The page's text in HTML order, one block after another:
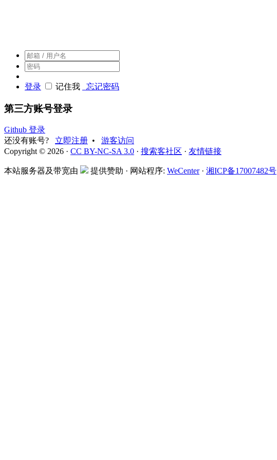
登录 记住我 忘记密码
第三方账号登录
Github 登录
还没有账号?
立即注册 • 游客访问
Copyright © 2026 · CC BY-NC-SA 3.0 · 搜索客社区 · 友情链接
本站服务器及带宽由 提供赞助 · 网站程序: WeCenter· 湘ICP备17007482号